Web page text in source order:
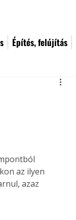
Építés, felújítás
az ilyen
azaz